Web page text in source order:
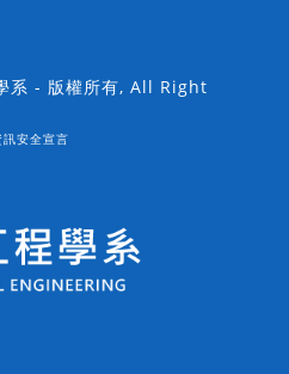
系 - 版權所有, All Right
安全宣言